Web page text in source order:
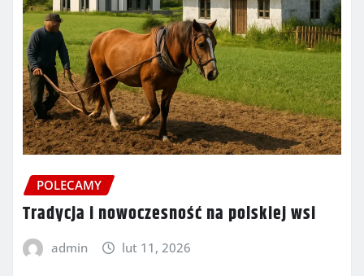
POLECAMY
Tradycja i nowoczesność na polskiej wsi
admin lut 11, 2026